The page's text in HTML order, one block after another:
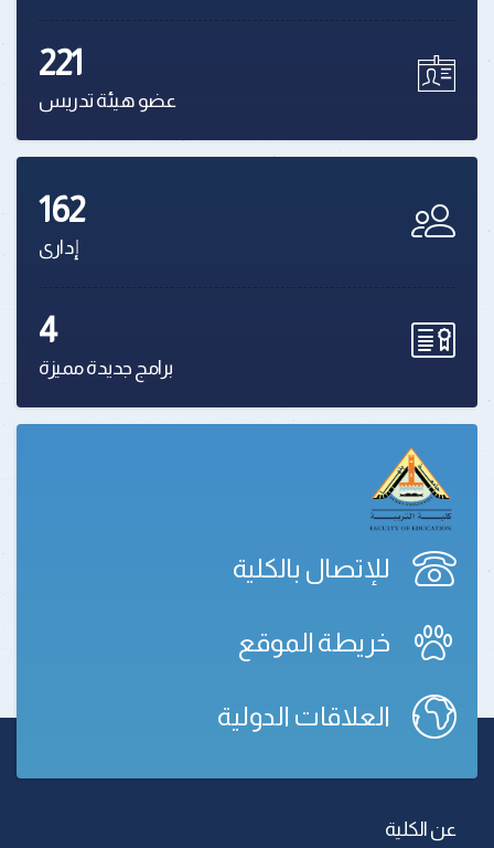
221
عضو هيئة تدريس
162
إدارى
4
برامج جديدة مميزة
للإتصال بالكلية
خريطة الموقع
العلاقات الدولية
عن الكلية